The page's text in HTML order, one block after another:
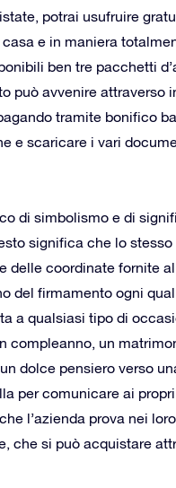
potrai usufruire
e in maniera
ben tre pacchetti
può avvenire attraverso
tramite bonifico
e scaricare i vari
di simbolismo e di
significa che lo
delle coordinate fornite
del firmamento ogni
a qualsiasi tipo di
compleanno, un
dolce pensiero verso
per comunicare ai
l’azienda prova nei
che si può acquistare